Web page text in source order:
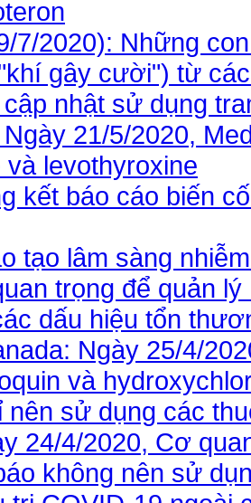
7/2020): Những
gây cười") từ
nhật sử dụng
21/5/2020,
và levothyroxine
kết báo cáo biến
tạo lâm sàng
trọng để quản
dấu hiệu tổn
Ngày 25/4/
và
nên sử dụng các
24/4/2020, Cơ
không nên sử